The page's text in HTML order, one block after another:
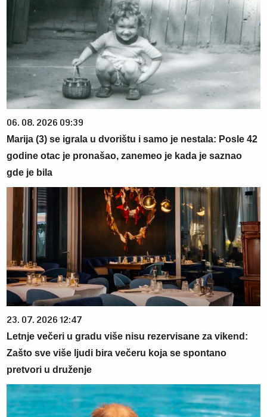
06. 08. 2026 09:39
Marija (3) se igrala u dvorištu i samo je nestala: Posle 42
godine otac je pronašao, zanemeo je kada je saznao
gde je bila
23. 07. 2026 12:47
Letnje večeri u gradu više nisu rezervisane za vikend:
Zašto sve više ljudi bira večeru koja se spontano
pretvori u druženje